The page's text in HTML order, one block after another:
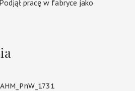
pracę w fabryce jako
AHM_PnW_1731